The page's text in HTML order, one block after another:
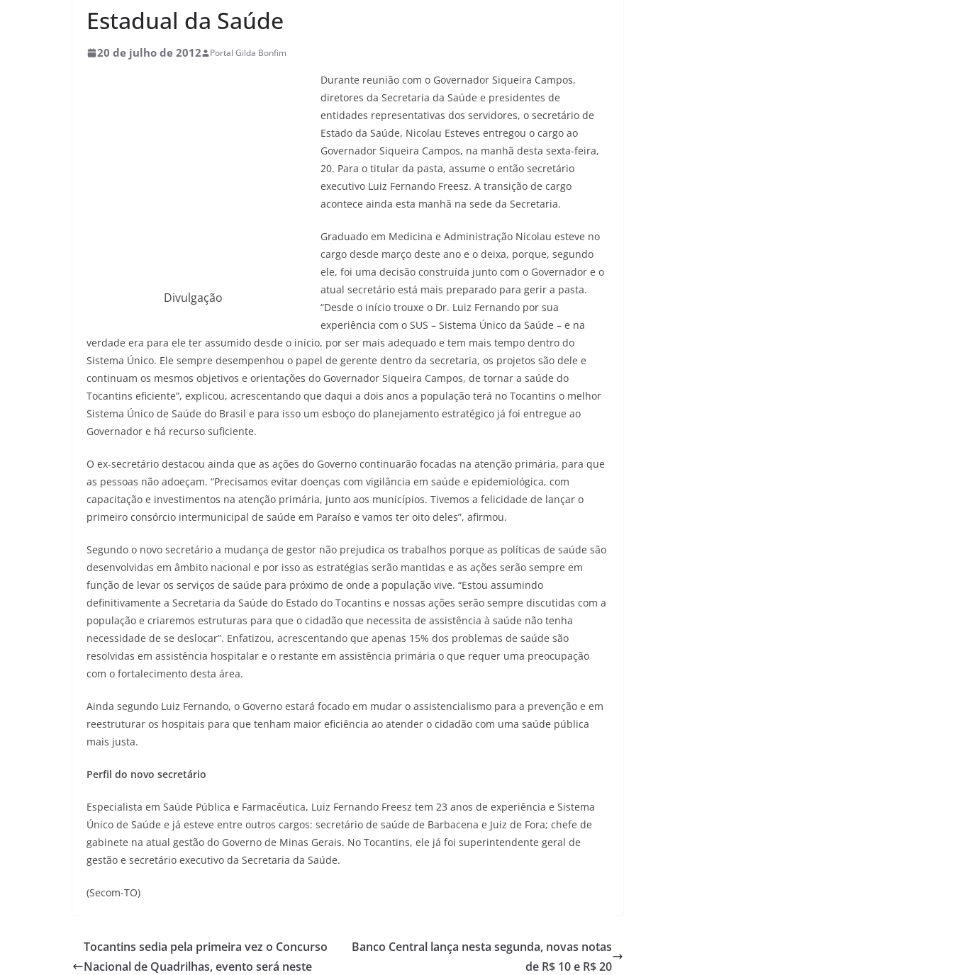
Estadual da Saúde
20 de julho de 2012 Portal Gilda Bonfim
Divulgação
Durante reunião com o Governador Siqueira Campos,
diretores da Secretaria da Saúde e presidentes de
entidades representativas dos servidores, o secretário de
Estado da Saúde, Nicolau Esteves entregou o cargo ao
Governador Siqueira Campos, na manhã desta sexta-feira,
20. Para o titular da pasta, assume o então secretário
executivo Luiz Fernando Freesz. A transição de cargo
acontece ainda esta manhã na sede da Secretaria.
Graduado em Medicina e Administração Nicolau esteve no
cargo desde março deste ano e o deixa, porque, segundo
ele, foi uma decisão construída junto com o Governador e o
atual secretário está mais preparado para gerir a pasta.
“Desde o início trouxe o Dr. Luiz Fernando por sua
experiência com o SUS – Sistema Único da Saúde – e na
verdade era para ele ter assumido desde o início, por ser mais adequado e tem mais tempo dentro do
Sistema Único. Ele sempre desempenhou o papel de gerente dentro da secretaria, os projetos são dele e
continuam os mesmos objetivos e orientações do Governador Siqueira Campos, de tornar a saúde do
Tocantins eficiente”, explicou, acrescentando que daqui a dois anos a população terá no Tocantins o melhor
Sistema Único de Saúde do Brasil e para isso um esboço do planejamento estratégico já foi entregue ao
Governador e há recurso suficiente.
O ex-secretário destacou ainda que as ações do Governo continuarão focadas na atenção primária, para que
as pessoas não adoeçam. “Precisamos evitar doenças com vigilância em saúde e epidemiológica, com
capacitação e investimentos na atenção primária, junto aos municípios. Tivemos a felicidade de lançar o
primeiro consórcio intermunicipal de saúde em Paraíso e vamos ter oito deles”, afirmou.
Segundo o novo secretário a mudança de gestor não prejudica os trabalhos porque as políticas de saúde são
desenvolvidas em âmbito nacional e por isso as estratégias serão mantidas e as ações serão sempre em
função de levar os serviços de saúde para próximo de onde a população vive. “Estou assumindo
definitivamente a Secretaria da Saúde do Estado do Tocantins e nossas ações serão sempre discutidas com a
população e criaremos estruturas para que o cidadão que necessita de assistência à saúde não tenha
necessidade de se deslocar”. Enfatizou, acrescentando que apenas 15% dos problemas de saúde são
resolvidas em assistência hospitalar e o restante em assistência primária o que requer uma preocupação
com o fortalecimento desta área.
Ainda segundo Luiz Fernando, o Governo estará focado em mudar o assistencialismo para a prevenção e em
reestruturar os hospitais para que tenham maior eficiência ao atender o cidadão com uma saúde pública
mais justa.
Perfil do novo secretário
Especialista em Saúde Pública e Farmacêutica, Luiz Fernando Freesz tem 23 anos de experiência e Sistema
Único de Saúde e já esteve entre outros cargos: secretário de saúde de Barbacena e Juiz de Fora; chefe de
gabinete na atual gestão do Governo de Minas Gerais. No Tocantins, ele já foi superintendente geral de
gestão e secretário executivo da Secretaria da Saúde.
(Secom-TO)
Tocantins sedia pela primeira vez o Concurso
Nacional de Quadrilhas, evento será neste
Banco Central lança nesta segunda, novas notas
de R$ 10 e R$ 20